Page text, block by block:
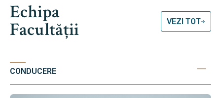
Echipa
Facultății VEZI TOT
CONDUCERE